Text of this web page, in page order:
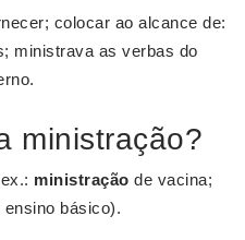
colocar ao alcance de:
ministrava as verbas do
ministração?
ministração de vacina;
ensino básico).